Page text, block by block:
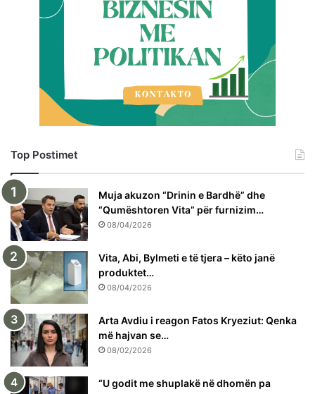
Top Postimet
Muja akuzon “Drinin e Bardhë” dhe
“Qumështoren Vita” për furnizim…
08/04/2026
Vita, Abi, Bylmeti e të tjera – këto janë
produktet…
08/04/2026
Arta Avdiu i reagon Fatos Kryeziut: Qenka
më hajvan se…
08/02/2026
“U godit me shuplakë në dhomën pa